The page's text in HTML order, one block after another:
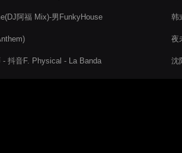
阿福 Mix)-男FunkyHouse
抖音F. Physical - La Banda
韩
夜
沈